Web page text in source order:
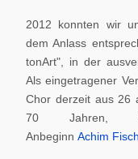
2012 konnten wir
dem Anlass
tonArt", in der
Als eingetragener
Chor derzeit aus 26
70 Jahren,
Anbeginn Achim